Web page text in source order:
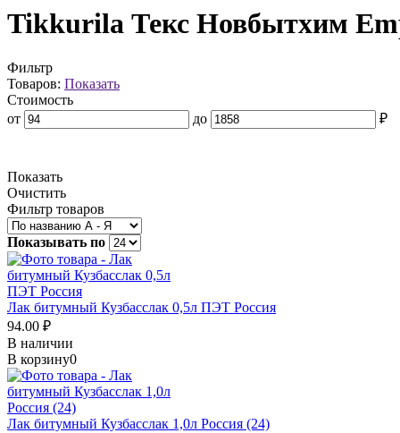
Tikkurila Текс Новбытхим
Фильтр
Товаров: Показать
Стоимость
от
до ₽
Показать
Очистить
Фильтр товаров
Показывать по
Лак битумный Кузбасслак 0,5л ПЭТ Россия
94.00 ₽
В наличии
В корзину0
Лак битумный Кузбасслак 1,0л Россия (24)